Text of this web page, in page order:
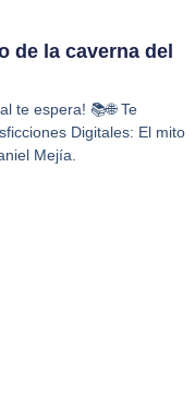
de la caverna del
te espera! 📚🌐 Te
Digitales: El mito
Mejía.